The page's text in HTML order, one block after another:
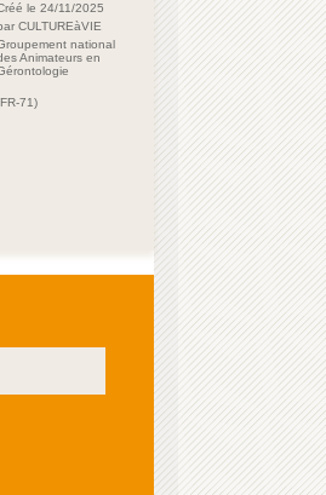
le 24/11/2025
CULTUREàVIE
national
Animateurs en
71)